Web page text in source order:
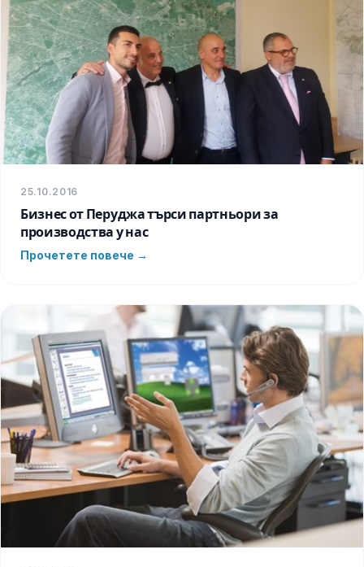
25.10.2016
Бизнес от Перуджа търси партньори за
производства у нас
Прочетете повече →